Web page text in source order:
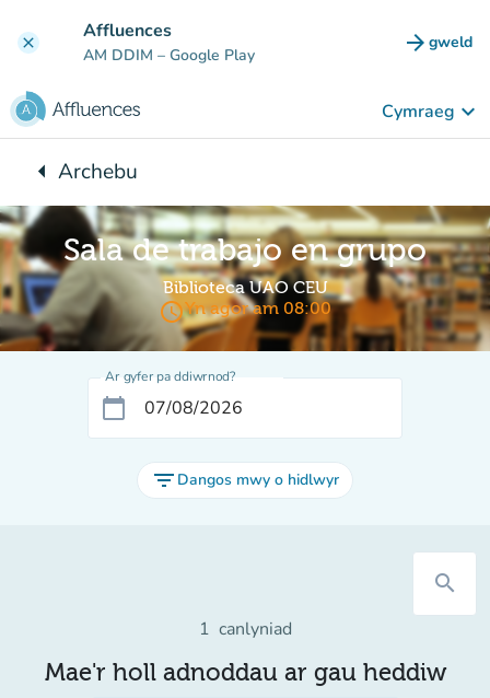
clear Affluences
AM DDIM – Google Play arrow_forward gweld
(tab
Cymraeg keyboard_arrow_down
arrow_leftYn ôl i:
Archebu
Sala de trabajo en grupo
Biblioteca UAO CEU
access_timeYn agor am 08:00
Ar gyfer pa ddiwrnod?
calendar_today
filter_list Dangos mwy o hidlwyr
search
1 canlyniad
Mae'r holl adnoddau ar gau heddiw